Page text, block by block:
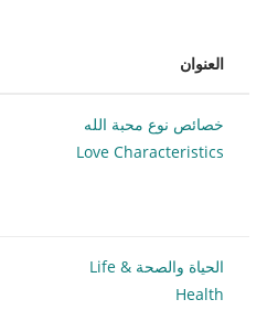
العنوان
خصائص نوع محبة الله
Love Characteristics
الحياة والصحة Life &
Health